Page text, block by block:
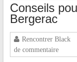
Conseils
Bergerac
Rencontrer Black
de commentaire